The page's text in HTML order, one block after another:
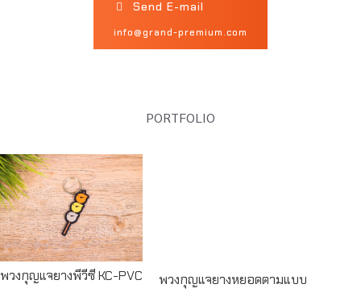
Send E-mail
info@grand-premium.com
PORTFOLIO
Read
more
พวงกุญแจยางพีวีซี KC-PVC พวงกุญแจยางหยอดตามแบบ